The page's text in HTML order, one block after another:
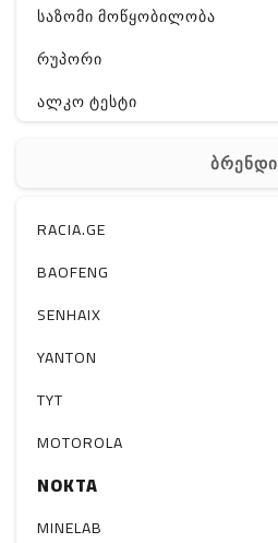
საზომი მოწყობილობა
რუპორი
ალკო ტესტი
ელ. მოწყობილობები
მაგნიტი
სხვა
ბრენდი
RACIA.GE
BAOFENG
SENHAIX
YANTON
TYT
MOTOROLA
NOKTA
MINELAB